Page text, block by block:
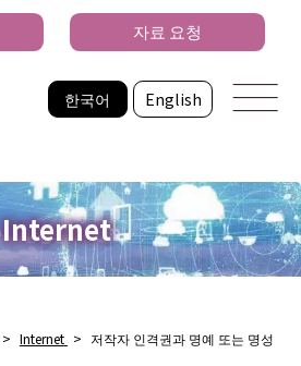
한국어 English
자료 요청
Internet
> Internet > 저작자 인격권과 명예 또는 명성